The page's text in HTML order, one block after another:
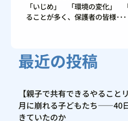
「いじめ」 「環境の変化」
ることが多く、保護者の皆様･･･
最近の投稿
【親子で共有できるやること
月に崩れる子どもたち——40
きていたのか